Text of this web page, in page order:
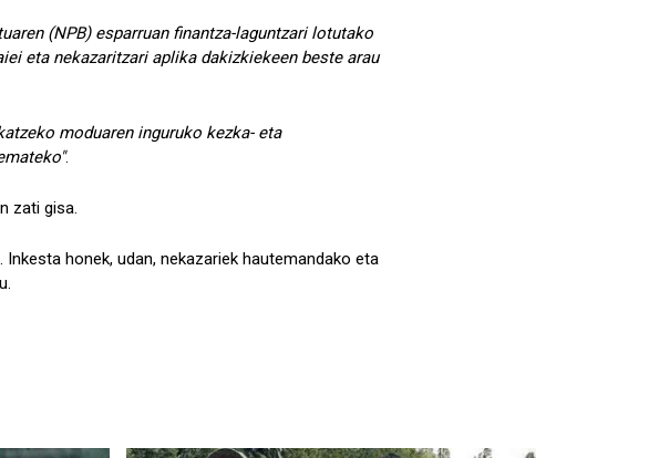
(NPB) esparruan finantza-laguntzari lotutako
eta nekazaritzari aplika dakizkiekeen beste arau
moduaren inguruko kezka- eta
.
zati gisa.
honek, udan, nekazariek hautemandako eta